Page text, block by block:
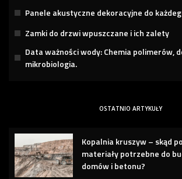
Panele akustyczne dekoracyjne do
Zamki do drzwi wpuszczane i ich zalety
Data ważności wody: Chemia polimerów,
mikrobiologia.
OSTATNIO ARTYKUŁY
Kopalnia kruszyw – skąd
materiały potrzebne do
domów i betonu?